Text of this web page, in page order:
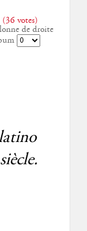
votes)
de droite